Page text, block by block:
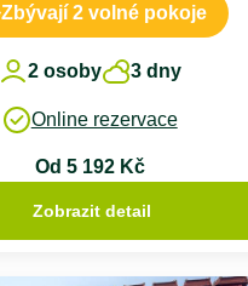
Zbývají 2 volné pokoje
2 osoby 3 dny
Online rezervace
Od 5 192 Kč
Zobrazit detail